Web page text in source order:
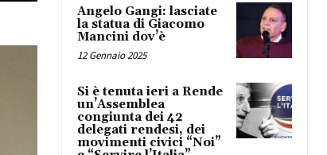
Angelo Gangi: lasciate
la statua di Giacomo
Mancini dov’è
12 Gennaio 2025
Si è tenuta ieri a Rende
un’Assemblea
congiunta dei 42
delegati rendesi, dei
movimenti civici “Noi”